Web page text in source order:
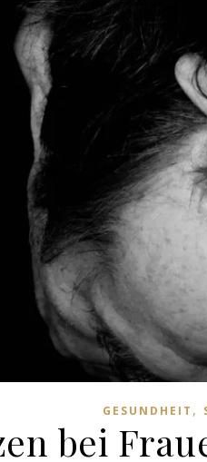
GESUNDHEIT ,
bei